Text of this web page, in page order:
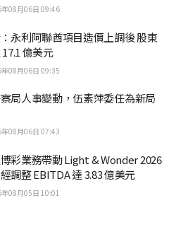
08月06日 09:46
永利阿聯酋項目造價上調後 股東
億美元
08月06日 09:35
局人事變動，伍素萍委任為新局
08月06日 07:43
彩業務帶動 Light & Wonder 2026
調整 EBITDA 達 3.83 億美元
08月05日 10:01